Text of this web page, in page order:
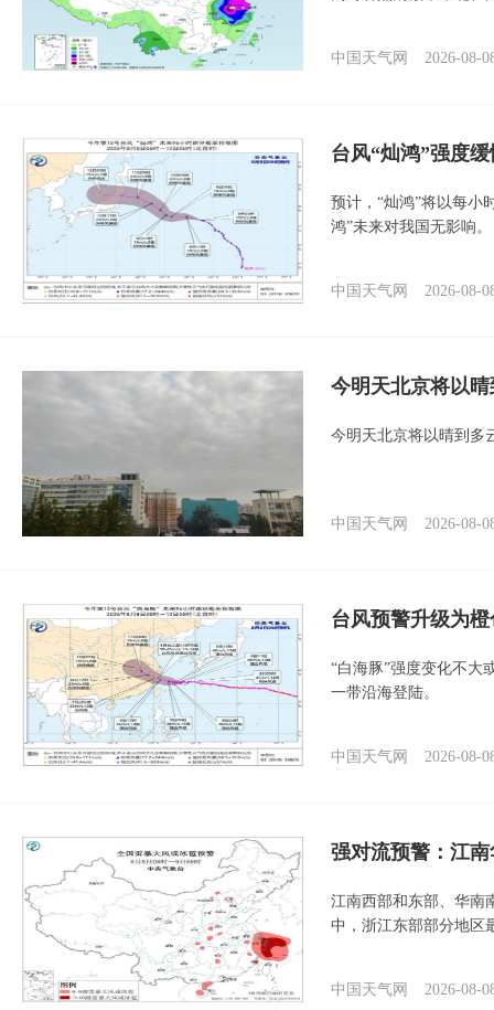
中国天气网 2026-08-
台风“灿鸿”强度
预计，“灿鸿”将以每小
鸿”未来对我国无影响。
中国天气网 2026-08-
今明天北京将以
今明天北京将以晴到多
中国天气网 2026-08-
台风预警升级为
“白海豚”强度变化不大
一带沿海登陆。
中国天气网 2026-08-
强对流预警：江
江南西部和东部、华南
中，浙江东部部分地区
中国天气网 2026-08-